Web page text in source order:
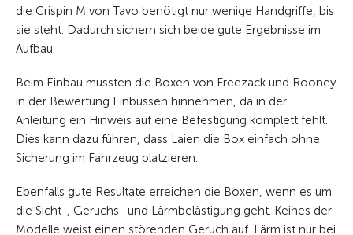
die Crispin M von Tavo benötigt nur wenige Handgriffe, bis
sie steht. Dadurch sichern sich beide gute Ergebnisse im
Aufbau.
Beim Einbau mussten die Boxen von Freezack und Rooney
in der Bewertung Einbussen hinnehmen, da in der
Anleitung ein Hinweis auf eine Befestigung komplett fehlt.
Dies kann dazu führen, dass Laien die Box einfach ohne
Sicherung im Fahrzeug platzieren.
Ebenfalls gute Resultate erreichen die Boxen, wenn es um
die Sicht-, Geruchs- und Lärmbelästigung geht. Keines der
Modelle weist einen störenden Geruch auf. Lärm ist nur bei